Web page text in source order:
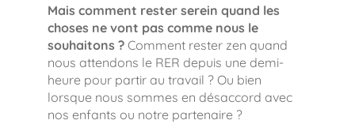
Mais comment rester serein quand les
choses ne vont pas comme nous le
souhaitons ? Comment rester zen quand
nous attendons le RER depuis une demi-
heure pour partir au travail ? Ou bien
lorsque nous sommes en désaccord avec
nos enfants ou notre partenaire ?